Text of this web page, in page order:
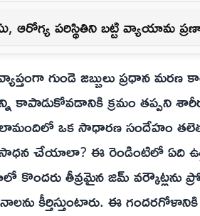
ఆరోగ్య పరిస్థితిని బట్టి వ్యాయామ
గుండె జబ్బులు ప్రధాన
కాపాడుకోవడానికి క్రమం తప్పని
ఒక సాధారణ సందేహం
చేయాలా? ఈ రెండింటిలో ఏది
తీవ్రమైన జిమ్ వర్కౌట్లను
కీర్తిస్తుంటారు. ఈ గందరగోళానికి